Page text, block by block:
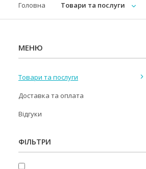
Головна Товари та послуги
Товари та послуги
Доставка та оплата
Відгуки
ФІЛЬТРИ